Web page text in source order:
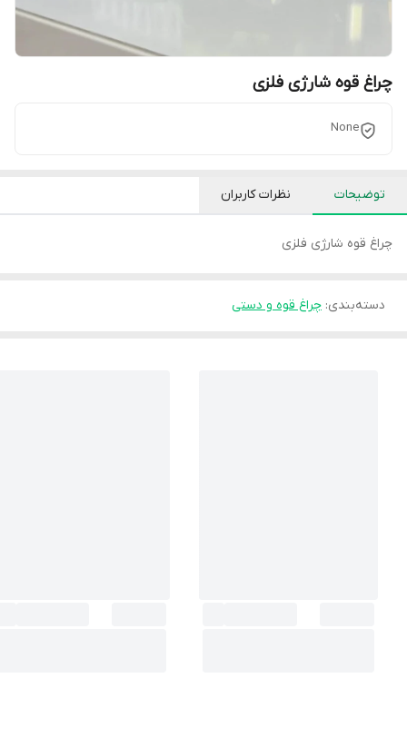
چراغ قوه شارژی فلزی
None
توضیحات نظرات کاربران
چراغ قوه شارژی فلزی
دسته‌بندی: چراغ قوه و دستی